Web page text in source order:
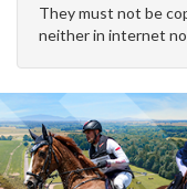
They must not be
neither in internet